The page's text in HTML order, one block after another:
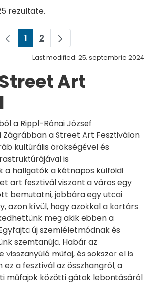
rezultate.
Pagina
1 Pagina
2
Last modified: 25. septembrie 2024
Art
a Rippl-Rónai József
Zágrábban a Street Art Fesztiválon
kultúrális örökségével és
is
a hallgatók a kétnapos külföldi
art fesztivál viszont a város egy
bemutatni, jobbára egy utcai
azon kívül, hogy azokkal a kortárs
meg akik ebben a
új szemléletmódnak és
szemtanúja. Habár az
műfaj, és sokszor el is
a fesztivál az összhangról, a
műfajok közötti gátak lebontásáról